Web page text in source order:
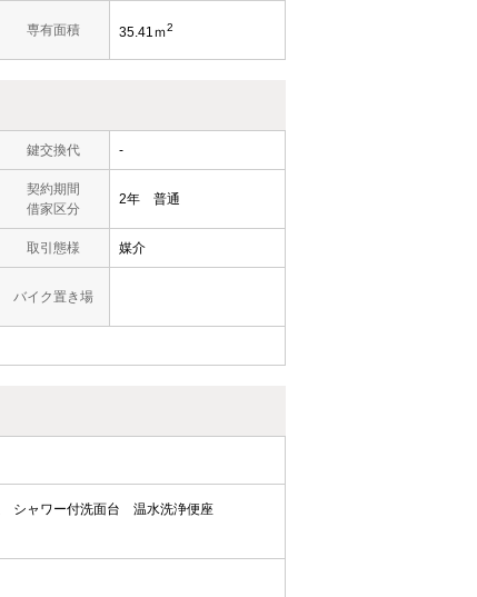
専有面積 35.41ｍ2
鍵交換代 -
契約期間
借家区分
2年 普通
取引態様 媒介
バイク置き場
シャワー付洗面台
温水洗浄便座